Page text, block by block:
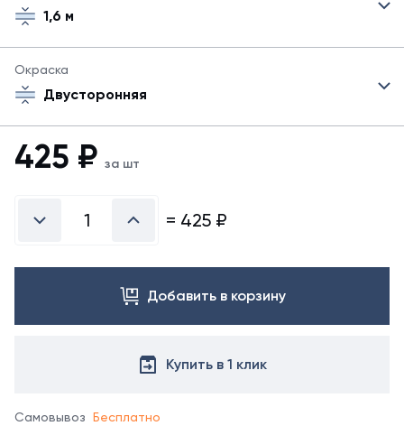
возможные
Для
другого
1,6 м
Окраска
Двусторонняя
425 ₽ за шт
= 425 ₽
Добавить в корзину
Купить в 1 клик
Самовывоз Бесплатно